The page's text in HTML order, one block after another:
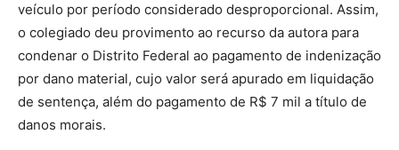
veículo por período considerado desproporcional. Assim,
o colegiado deu provimento ao recurso da autora para
condenar o Distrito Federal ao pagamento de indenização
por dano material, cujo valor será apurado em liquidação
de sentença, além do pagamento de R$ 7 mil a título de
danos morais.